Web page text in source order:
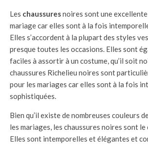
Les chaussuresnoires sont une
mariage car elles sont à la fois
Elles s’accordent à la plupart des styles
presque toutes les occasions. Elles sont
faciles à assortir à un costume, qu’il soit
chaussures Richelieu noires sont
pour les mariages car elles sont à la fois
sophistiquées.
Bien qu’il existe de nombreuses couleurs
les mariages, les chaussures noires sont le
Elles sont intemporelles et élégantes et